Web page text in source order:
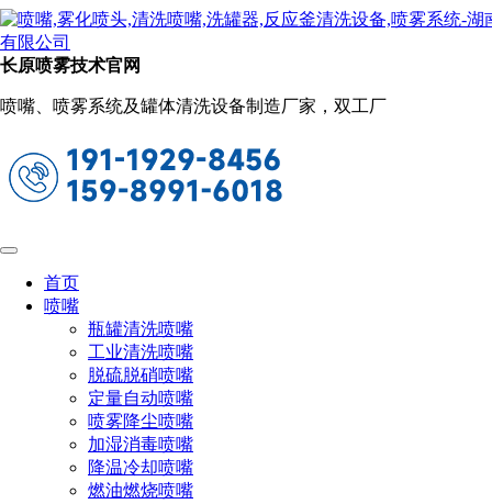
长原喷雾技术官网
喷嘴、喷雾系统及罐体清洗设备制造厂家，双工厂
首页
喷嘴
瓶罐清洗喷嘴
工业清洗喷嘴
脱硫脱硝喷嘴
定量自动喷嘴
喷雾降尘喷嘴
加湿消毒喷嘴
降温冷却喷嘴
燃油燃烧喷嘴
新闻动态
当前位置：
反应釜用什么清洗（反应釜的4种清洗方
2023-05-31 10:10:38 阅读量：2034
些化学药品和废渣等杂质。这些杂质，如果不能及时清洗，将
反应釜使用寿命，以下是一些反应釜的清洗设备：